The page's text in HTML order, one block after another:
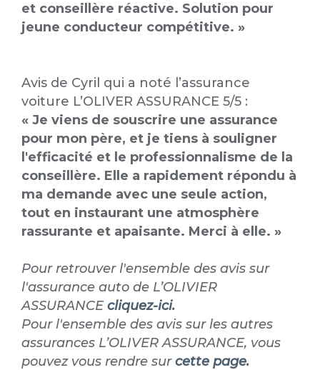
et conseillère réactive. Solution pour
jeune conducteur compétitive. »
Avis de Cyril qui a noté l’assurance
voiture L’OLIVER ASSURANCE 5/5 :
« Je viens de souscrire une assurance
pour mon père, et je tiens à souligner
l'efficacité et le professionnalisme de la
conseillère. Elle a rapidement répondu à
ma demande avec une seule action,
tout en instaurant une atmosphère
rassurante et apaisante. Merci à elle. »
Pour retrouver l'ensemble des avis sur
l'assurance auto de L’OLIVIER
ASSURANCEcliquez-ici.
Pour l'ensemble des avis sur les autres
assurances L’OLIVER ASSURANCE, vous
pouvez vous rendre surcette page.